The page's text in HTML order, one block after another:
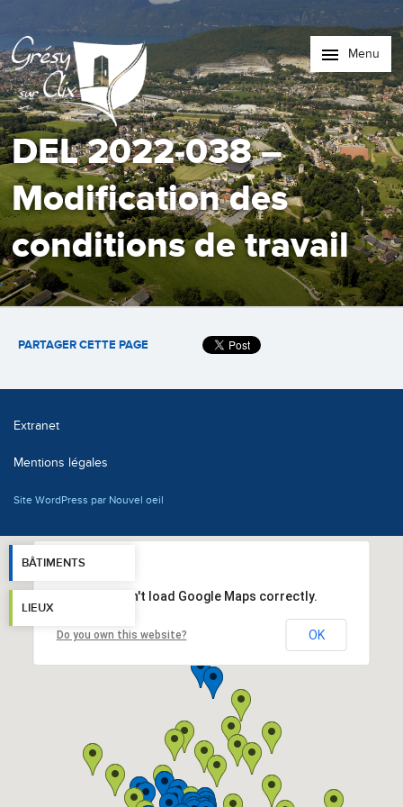
Menu
DEL 2022-038 –
Modification des
conditions de travail
PARTAGER CETTE PAGE
Extranet
Mentions légales
Site WordPress par Nouvel oeil
BÂTIMENTS
LIEUX
This page can't load Google Maps correctly.
Do you own this website? OK